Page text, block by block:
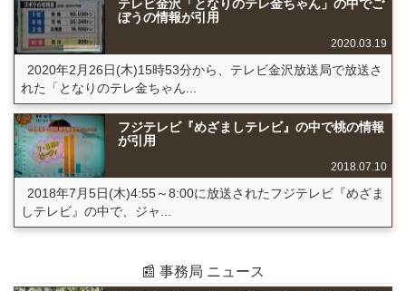
テレビ金沢「となりのテレ金ちゃん」の中でご
ぼうの情報が引用
2020.03.19
2020年2月26日(木)15時53分から、テレビ金沢放送局で放送さ
れた「となりのテレ金ちゃん...
フジテレビ『めざましテレビ』の中で桃の情報
が引用
2018.07.10
2018年7月5日(木)4:55～8:00に放送されたフジテレビ『めざま
しテレビ』の中で、ジャ...
📰 事務局 ニュース